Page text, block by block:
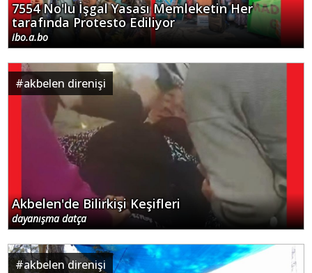
7554 No'lu İşgal Yasası Memleketin Her
tarafında Protesto Ediliyor
ibo.a.bo
#akbelen direnişi
Akbelen'de Bilirkişi Keşifleri
dayanışma datça
#akbelen direnişi